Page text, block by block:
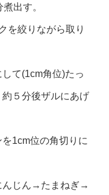
出す。
を絞りながら取り
て(1cm角位)たっ
５分後ザルにあげ
1cm位の角切りに
んじん→たまねぎ→